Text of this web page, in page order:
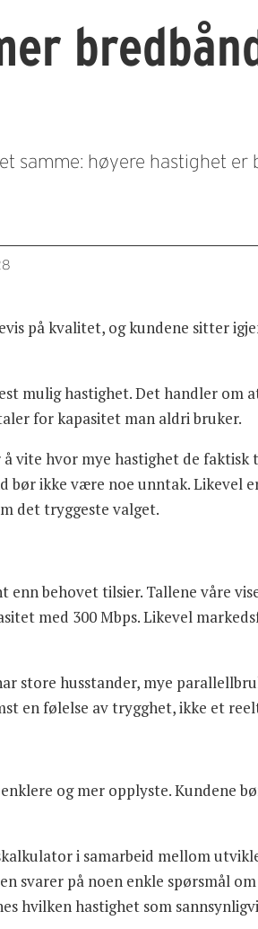
samme: høyere hastighet er
på kvalitet, og kundene sitter
mulig hastighet. Det handler
for kapasitet man aldri bruker.
hvor mye hastighet de faktisk
bør ikke være noe unntak. Likevel
det tryggeste valget.
behovet tilsier. Tallene våre
med 300 Mbps. Likevel
store husstander, mye
en følelse av trygghet, ikke et
og mer opplyste. Kundene
i samarbeid mellom
svarer på noen enkle spørsmål
hvilken hastighet som